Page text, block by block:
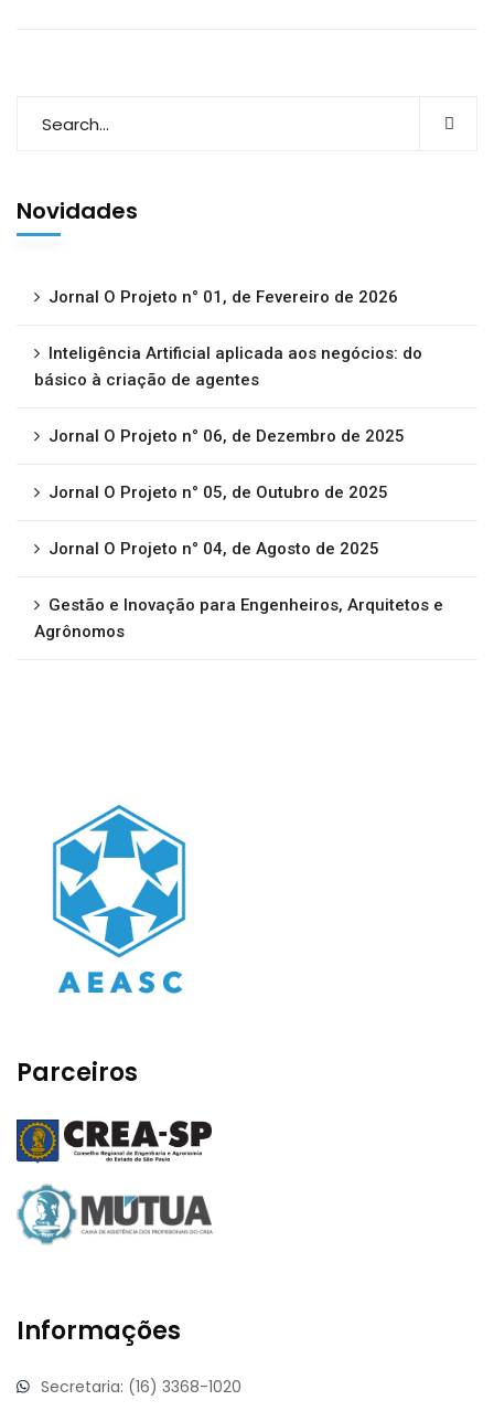
Novidades
Jornal O Projeto n° 01, de Fevereiro de 2026
Inteligência Artificial aplicada aos negócios: do
básico à criação de agentes
Jornal O Projeto n° 06, de Dezembro de 2025
Jornal O Projeto n° 05, de Outubro de 2025
Jornal O Projeto n° 04, de Agosto de 2025
Gestão e Inovação para Engenheiros, Arquitetos e
Agrônomos
Parceiros
Informações
Secretaria: (16) 3368-1020